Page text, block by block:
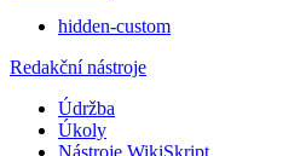
hidden-custom
Redakční nástroje
Údržba
Úkoly
Nástroje WikiSkript